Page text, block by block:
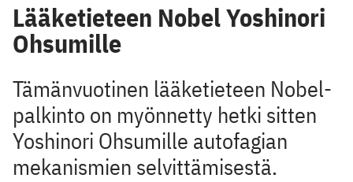
Lääketieteen Nobel Yoshinori
Ohsumille
Tämänvuotinen lääketieteen Nobel-
palkinto on myönnetty hetki sitten
Yoshinori Ohsumille autofagian
mekanismien selvittämisestä.